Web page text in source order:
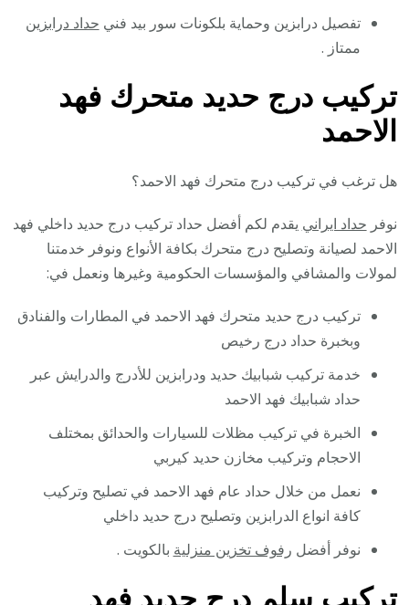
تفصيل درابزين وحماية بلكونات سور بيد فني حداد درابزين
ممتاز .
تركيب درج حديد متحرك فهد
الاحمد
هل ترغب في تركيب درج متحرك فهد الاحمد؟
نوفر حداد ايراني يقدم لكم أفضل حداد تركيب درج حديد داخلي فهد
الاحمد لصيانة وتصليح درج متحرك بكافة الأنواع ونوفر خدمتنا
لمولات والمشافي والمؤسسات الحكومية وغيرها ونعمل في:
تركيب درج حديد متحرك فهد الاحمد في المطارات والفنادق
وبخبرة حداد درج رخيص
خدمة تركيب شبابيك حديد ودرابزين للأدرج والدرايش عبر
حداد شبابيك فهد الاحمد
الخبرة في تركيب مظلات للسيارات والحدائق بمختلف
الاحجام وتركيب مخازن حديد كيربي
نعمل من خلال حداد عام فهد الاحمد في تصليح وتركيب
كافة انواع الدرابزين وتصليح درج حديد داخلي
نوفر أفضل رفوف تخزين منزلية بالكويت .